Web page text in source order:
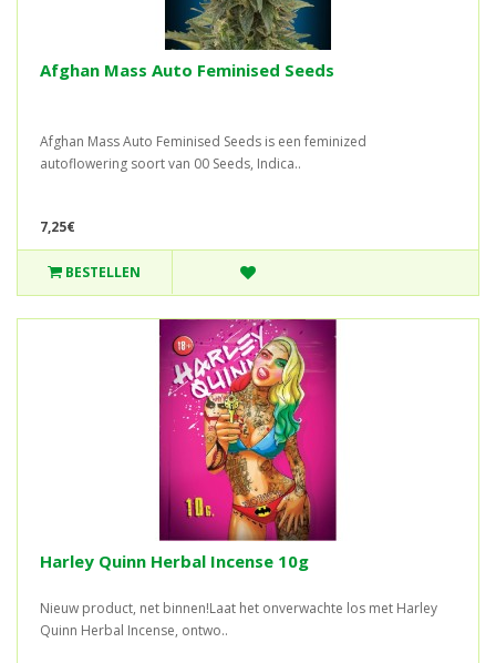
Afghan Mass Auto Feminised Seeds
Afghan Mass Auto Feminised Seeds is een feminized
autoflowering soort van 00 Seeds, Indica..
7,25€
BESTELLEN
Harley Quinn Herbal Incense 10g
Nieuw product, net binnen!Laat het onverwachte los met Harley
Quinn Herbal Incense, ontwo..